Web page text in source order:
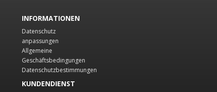
INFORMATIONEN
Datenschutz
anpassungen
Allgemeine
Geschäftsbedingungen
Datenschutzbestimmungen
KUNDENDIENST